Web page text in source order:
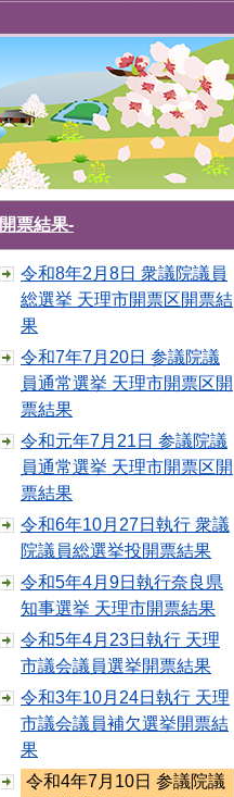
開票結果-
令和8年2月8日 衆議院議員
総選挙 天理市開票区開票結
果
令和7年7月20日 参議院議
員通常選挙 天理市開票区開
票結果
令和元年7月21日 参議院議
員通常選挙 天理市開票区開
票結果
令和6年10月27日執行 衆議
院議員総選挙投開票結果
令和5年4月9日執行奈良県
知事選挙 天理市開票結果
令和5年4月23日執行 天理
市議会議員選挙開票結果
令和3年10月24日執行 天理
市議会議員補欠選挙開票結
果
令和4年7月10日 参議院議